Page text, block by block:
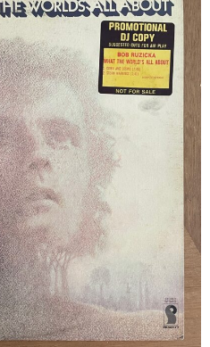
ル）